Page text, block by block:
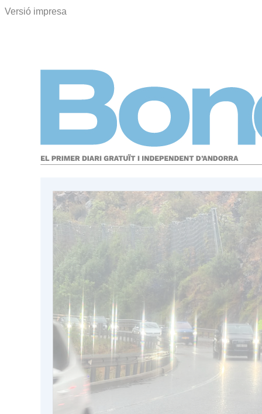
Versió impresa